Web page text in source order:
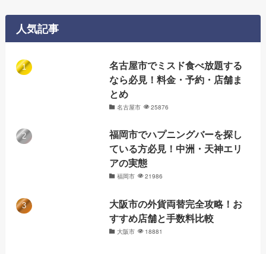
リ
ー
人気記事
名古屋市でミスド食べ放題する
なら必見！料金・予約・店舗ま
とめ
名古屋市 25876
福岡市でハプニングバーを探し
ている方必見！中洲・天神エリ
アの実態
福岡市 21986
大阪市の外貨両替完全攻略！お
すすめ店舗と手数料比較
大阪市 18881